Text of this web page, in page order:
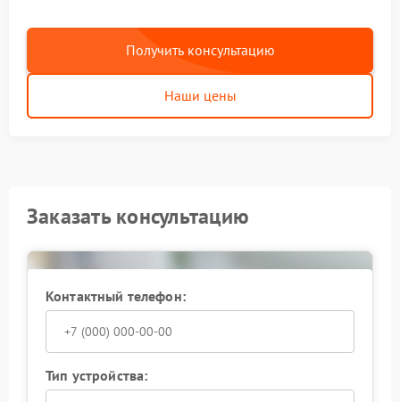
Получить консультацию
Наши цены
Заказать консультацию
Контактный телефон:
Тип устройства: